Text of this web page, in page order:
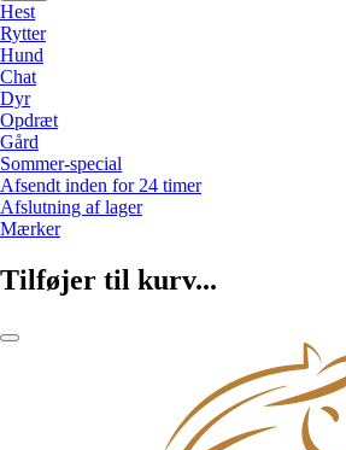
Hest
Rytter
Hund
Chat
Dyr
Opdræt
Gård
Sommer-special
Afsendt inden for 24 timer
Afslutning af lager
Mærker
Tilføjer til kurv...